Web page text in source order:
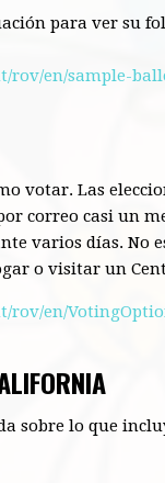
para ver su
rov/en/sample-
votar. Las
correo casi un
varios días. No
o visitar un
rov/en/
sobre lo que